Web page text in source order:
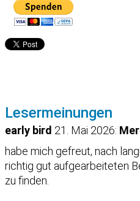
Lesermeinungen
early bird 21. Mai 2026:
habe mich gefreut, nach
richtig gut aufgearbeiteten
zu finden.